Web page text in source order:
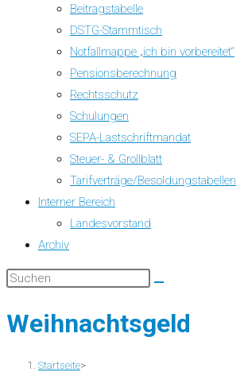
Beitragstabelle
DSTG-Stammtisch
Notfallmappe „ich bin vorbereitet“
Pensionsberechnung
Rechtsschutz
Schulungen
SEPA-Lastschriftmandat
Steuer- & Grollblatt
Tarifverträge/Besoldungstabellen
Interner Bereich
Landesvorstand
Archiv
Weihnachtsgeld
Startseite>